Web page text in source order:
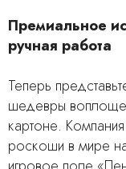
Премиальное
ручная работа
Теперь
шедевры
картоне.
роскоши в мире